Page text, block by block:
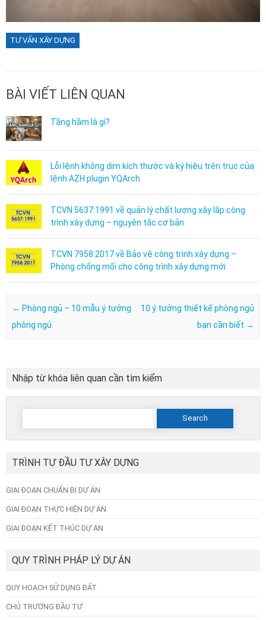
TƯ VẤN XÂY DỰNG
BÀI VIẾT LIÊN QUAN
Tầng hầm là gì?
Lỗi lệnh không dim kích thước và ký hiệu trên trục của
lệnh AZH plugin YQArch
TCVN 5637:1991 về quản lý chất lượng xây lắp công
trình xây dựng – nguyên tắc cơ bản
TCVN 7958:2017 về Bảo vệ công trình xây dựng –
Phòng chống mối cho công trình xây dựng mới
Post navigation
← Phòng ngủ – 10 mẫu ý tưởng
phòng ngủ
10 ý tưởng thiết kế phòng ngủ
bạn cần biết →
Nhập từ khóa liên quan cần tìm kiểm
Search
TRÌNH TỰ ĐẦU TƯ XÂY DỰNG
GIAI ĐOẠN CHUẨN BỊ DỰ ÁN
GIAI ĐOẠN THỰC HIỆN DỰ ÁN
GIAI ĐOẠN KẾT THÚC DỰ ÁN
QUY TRÌNH PHÁP LÝ DỰ ÁN
QUY HOẠCH SỬ DỤNG ĐẤT
CHỦ TRƯƠNG ĐẦU TƯ